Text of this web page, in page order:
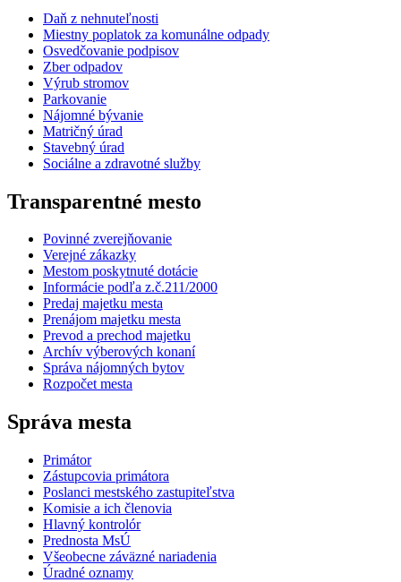
Daň z nehnuteľnosti
Miestny poplatok za komunálne odpady
Osvedčovanie podpisov
Zber odpadov
Výrub stromov
Parkovanie
Nájomné bývanie
Matričný úrad
Stavebný úrad
Sociálne a zdravotné služby
Transparentné mesto
Povinné zverejňovanie
Verejné zákazky
Mestom poskytnuté dotácie
Informácie podľa z.č.211/2000
Predaj majetku mesta
Prenájom majetku mesta
Prevod a prechod majetku
Archív výberových konaní
Správa nájomných bytov
Rozpočet mesta
Správa mesta
Primátor
Zástupcovia primátora
Poslanci mestského zastupiteľstva
Komisie a ich členovia
Hlavný kontrolór
Prednosta MsÚ
Všeobecne záväzné nariadenia
Úradné oznamy